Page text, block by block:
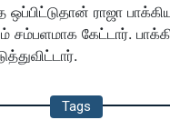
ராஜா
சம்பளமாக கேட்டார்.
Tags